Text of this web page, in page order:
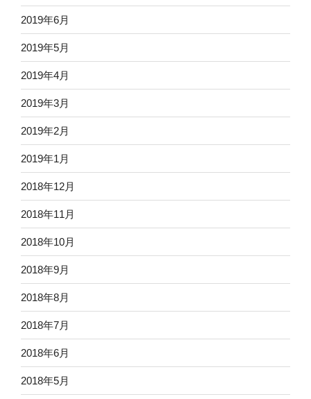
2019年6月
2019年5月
2019年4月
2019年3月
2019年2月
2019年1月
2018年12月
2018年11月
2018年10月
2018年9月
2018年8月
2018年7月
2018年6月
2018年5月